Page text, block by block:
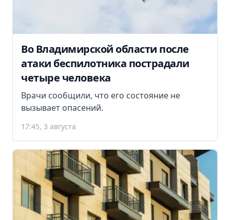
Во Владимирской области после
атаки беспилотника пострадали
четыре человека
Врачи сообщили, что его состояние не
вызывает опасений.
17:45, 3 августа